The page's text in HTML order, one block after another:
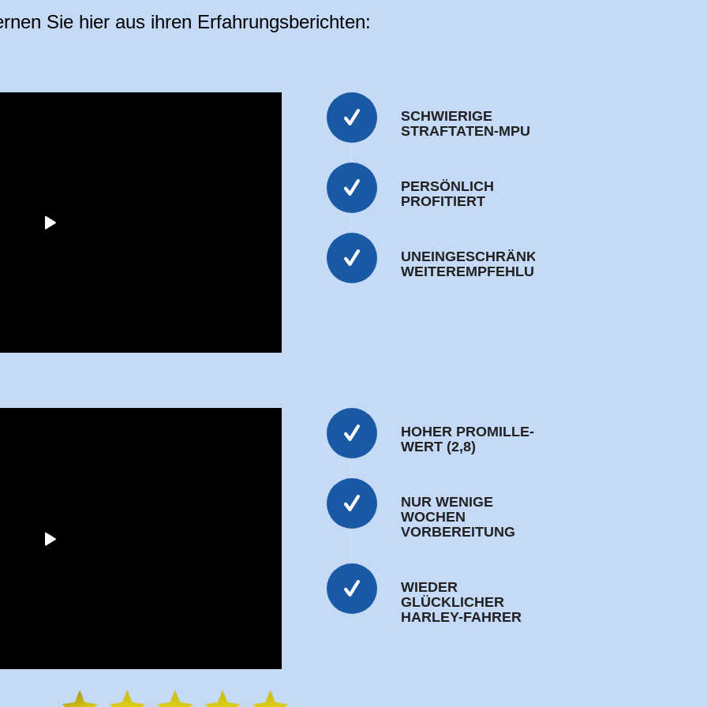
Sie hier aus ihren Erfahrungsberichten:
SCHWIERIGE
STRAFTATEN-MPU
PERSÖNLICH
PROFITIERT
UNEINGESCHRÄNKTE
WEITEREMPFEHLUNG
HOHER PROMILLE-
WERT (2,8)
NUR WENIGE
WOCHEN
VORBEREITUNG
WIEDER
GLÜCKLICHER
HARLEY-FAHRER